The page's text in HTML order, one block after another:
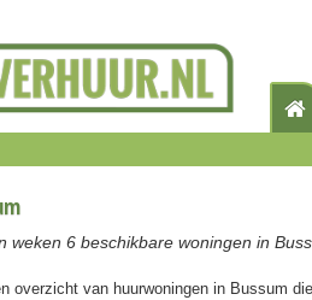
weken 6 beschikbare woningen in
overzicht van huurwoningen in Bussum